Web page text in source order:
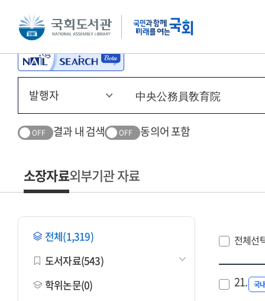
본문 바로가기 주메뉴 바로가기
OFF 결과 내 검색 OFF 동의어 포함
소장자료외부기관 자료
전체(1,319)
도서자료(543)
학위논문(0)
전체선
21. 국